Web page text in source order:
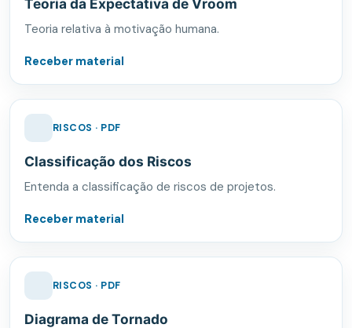
Teoria relativa à motivação humana.
Receber material
RISCOS · PDF
Classificação dos Riscos
Entenda a classificação de riscos de projetos.
Receber material
RISCOS · PDF
Diagrama de Tornado